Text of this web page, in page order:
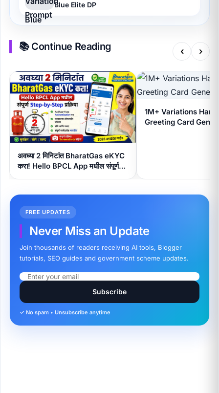
Blue Elite DP
📚 Continue Reading ‹ ›
अवघ्या 2 मिनिटांत BharatGas eKYC
करा! Hello BPCL App मधील संपूर्ण
1M+ Variations
Greeting Card
FREE UPDATES
Never Miss an Update
Join thousands of readers receiving AI tools, Blogger
tutorials, SEO guides and government scheme updates.
Subscribe
✓ No spam • Unsubscribe anytime